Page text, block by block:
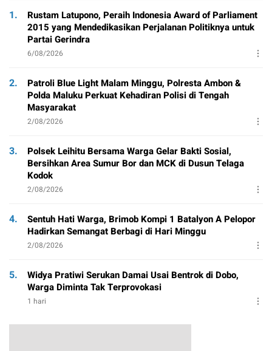
1.
Rustam Latupono, Peraih Indonesia Award of Parliament
2015 yang Mendedikasikan Perjalanan Politiknya untuk
Partai Gerindra
6/08/2026
2.
Patroli Blue Light Malam Minggu, Polresta Ambon &
Polda Maluku Perkuat Kehadiran Polisi di Tengah
Masyarakat
2/08/2026
3.
Polsek Leihitu Bersama Warga Gelar Bakti Sosial,
Bersihkan Area Sumur Bor dan MCK di Dusun Telaga
Kodok
2/08/2026
4.
Sentuh Hati Warga, Brimob Kompi 1 Batalyon A Pelopor
Hadirkan Semangat Berbagi di Hari Minggu
2/08/2026
5.
Widya Pratiwi Serukan Damai Usai Bentrok di Dobo,
Warga Diminta Tak Terprovokasi
1 hari